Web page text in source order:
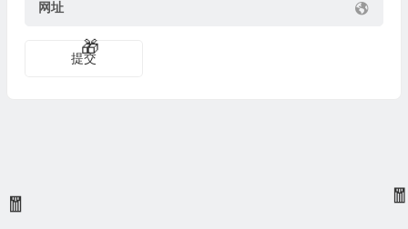
网址
提交